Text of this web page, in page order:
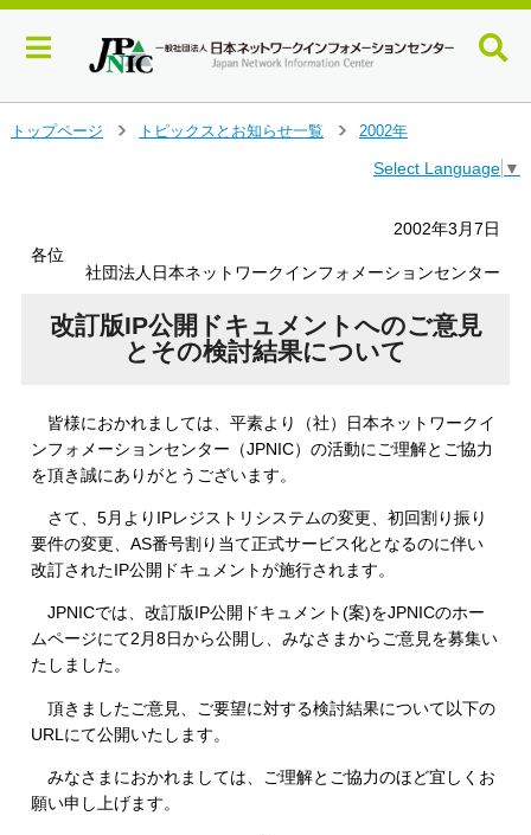
トップページ
トピックスとお知らせ一覧
2002年
Select Language ▼
2002年3月7日
各位
社団法人日本ネットワークインフォメーションセンター
改訂版IP公開ドキュメントへのご意見
とその検討結果について
皆様におかれましては、平素より（社）日本ネットワークイ
ンフォメーションセンター（JPNIC）の活動にご理解とご協力
を頂き誠にありがとうございます。
さて、5月よりIPレジストリシステムの変更、初回割り振り
要件の変更、AS番号割り当て正式サービス化となるのに伴い
改訂されたIP公開ドキュメントが施行されます。
JPNICでは、改訂版IP公開ドキュメント(案)をJPNICのホー
ムページにて2月8日から公開し、みなさまからご意見を募集い
たしました。
頂きましたご意見、ご要望に対する検討結果について以下の
URLにて公開いたします。
みなさまにおかれましては、ご理解とご協力のほど宜しくお
願い申し上げます。